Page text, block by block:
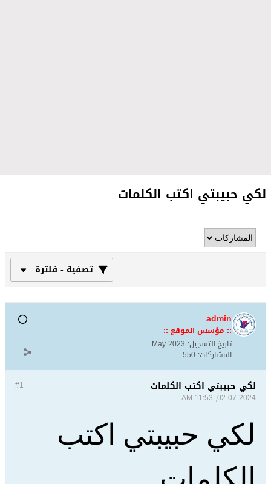
لكي حبيبتي اكتب الكلمات
تصفية - فلترة
admin
:: مؤسس الموقع ::
تاريخ التسجيل: May 2023
المشاركات: 550
#1 لكي حبيبتي اكتب الكلمات
02-07-2024, 11:53 AM
لكي حبيبتي اكتب